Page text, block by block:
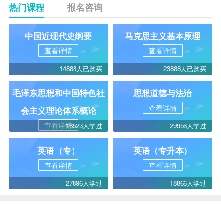
热门课程 报名咨询
中国近现代史纲要
查看详情
14888人已购买
马克思主义基本原理
查看详情
23888人已购买
毛泽东思想和中国特色社
会主义理论体系概论
查看详情16523人学过
思想道德与法治
查看详情
29956人学过
英语（专）
查看详情
27896人学过
英语（专升本）
查看详情
18866人学过